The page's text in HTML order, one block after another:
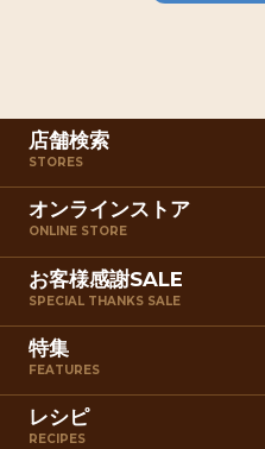
店舗検索
STORES
オンラインストア
ONLINE STORE
お客様感謝SALE
SPECIAL THANKS SALE
特集
FEATURES
レシピ
RECIPES